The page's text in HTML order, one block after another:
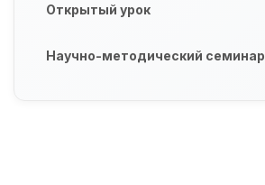
Открытый урок
Научно-методический семинар